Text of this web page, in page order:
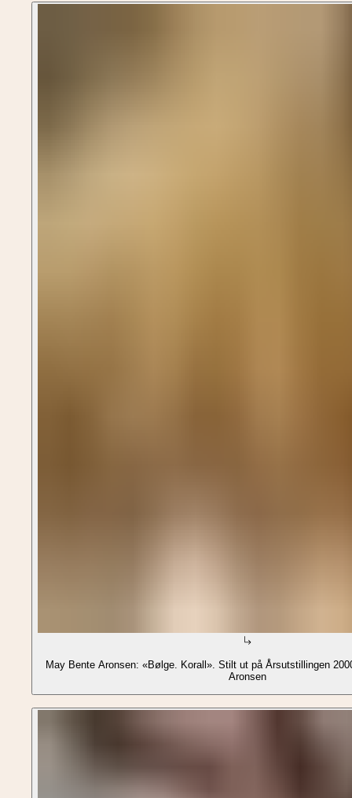
May Bente Aronsen: «Bølge. Korall». Stilt ut på Årsutstillingen
Aronsen